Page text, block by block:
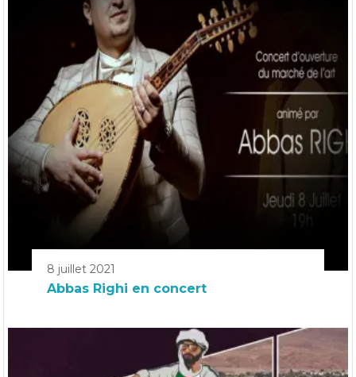
8 juillet 2021
Abbas Righi en concert